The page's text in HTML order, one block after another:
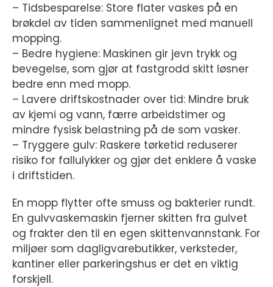
– Tidsbesparelse: Store flater vaskes på en
brøkdel av tiden sammenlignet med manuell
mopping.
– Bedre hygiene: Maskinen gir jevn trykk og
bevegelse, som gjør at fastgrodd skitt løsner
bedre enn med mopp.
– Lavere driftskostnader over tid: Mindre bruk
av kjemi og vann, færre arbeidstimer og
mindre fysisk belastning på de som vasker.
– Tryggere gulv: Raskere tørketid reduserer
risiko for fallulykker og gjør det enklere å vaske
i driftstiden.
En mopp flytter ofte smuss og bakterier rundt.
En gulvvaskemaskin fjerner skitten fra gulvet
og frakter den til en egen skittenvannstank. For
miljøer som dagligvarebutikker, verksteder,
kantiner eller parkeringshus er det en viktig
forskjell.